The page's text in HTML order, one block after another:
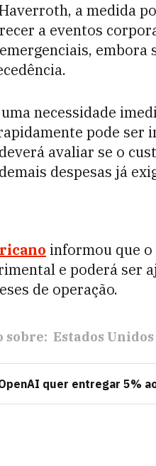
a medida
a eventos
necessidade
pode ser
avaliar se o
despesas já
informou que
e poderá ser
de operação.
sobre: Estados Unidos
quer entregar 5%